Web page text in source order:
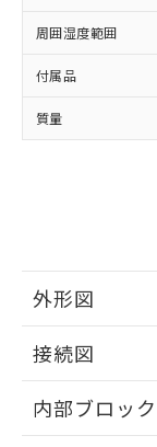
周囲湿度範囲
付属品
質量
外形図
接続図
内部ブロッ
また、
物質の対
荷製品
欄に対
既に当
してい